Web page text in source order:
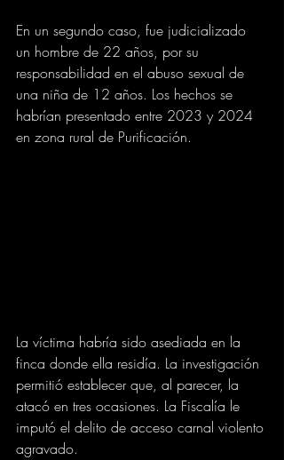
En un segundo caso, fue judicializado
un hombre de 22 años, por su
responsabilidad en el abuso sexual de
una niña de 12 años. Los hechos se
habrían presentado entre 2023 y 2024
en zona rural de Purificación.
La víctima habría sido asediada en la
finca donde ella residía. La investigación
permitió establecer que, al parecer, la
atacó en tres ocasiones. La Fiscalía le
imputó el delito de acceso carnal violento
agravado.